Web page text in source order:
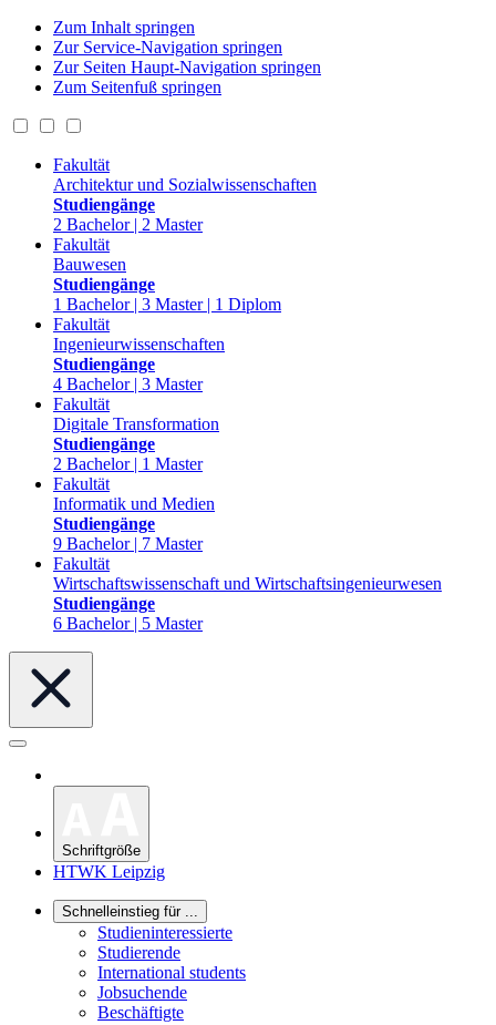
Zum Inhalt springen
Zur Service-Navigation springen
Zur Seiten Haupt-Navigation springen
Zum Seitenfuß springen
Fakultät
Architektur und Sozialwissenschaften
Studiengänge
2 Bachelor | 2 Master
Fakultät
Bauwesen
Studiengänge
1 Bachelor | 3 Master | 1 Diplom
Fakultät
Ingenieurwissenschaften
Studiengänge
4 Bachelor | 3 Master
Fakultät
Digitale Transformation
Studiengänge
2 Bachelor | 1 Master
Fakultät
Informatik und Medien
Studiengänge
9 Bachelor | 7 Master
Fakultät
Wirtschaftswissenschaft und Wirtschaftsingenieurwesen
Studiengänge
6 Bachelor | 5 Master
Schriftgröße
HTWK Leipzig
Schnelleinstieg für ...
Studieninteressierte
Studierende
International students
Jobsuchende
Beschäftigte